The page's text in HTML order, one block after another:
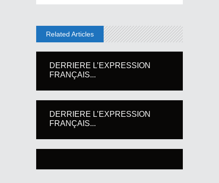
Related Articles
DERRIERE L’EXPRESSION
FRANÇAIS...
DERRIERE L’EXPRESSION
FRANÇAIS...